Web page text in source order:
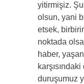
yitirmişiz.
olsun, yani
etsek,
noktada
haber,
duruşumuz